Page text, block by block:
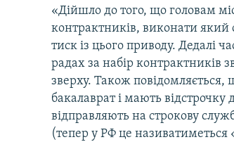
«Дійшло до того, що головам
контрактників, виконати який
тиск із цього приводу. Дедалі
радах за набір контрактників
зверху. Також
бакалаврат і мають відстрочку
відправляють на строкову
(тепер у РФ це називатиметься